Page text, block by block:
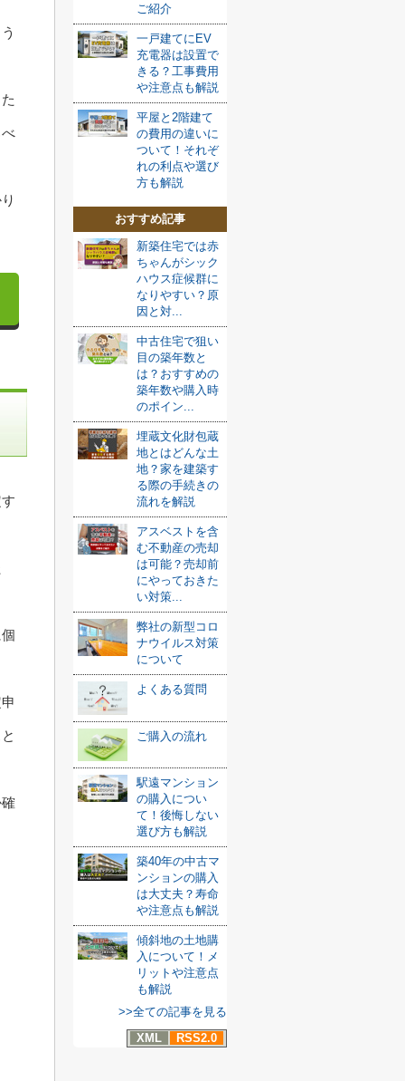
ご紹介
一戸建てにEV
充電器は設置で
きる？工事費用
や注意点も解説
平屋と2階建て
の費用の違いに
ついて！それぞ
れの利点や選び
方も解説
おすすめ記事
新築住宅では赤
ちゃんがシック
ハウス症候群に
なりやすい？原
因と対...
中古住宅で狙い
目の築年数と
は？おすすめの
築年数や購入時
のポイン...
埋蔵文化財包蔵
地とはどんな土
地？家を建築す
る際の手続きの
流れを解説
アスベストを含
む不動産の売却
は可能？売却前
にやっておきた
い対策...
弊社の新型コロ
ナウイルス対策
について
よくある質問
ご購入の流れ
駅遠マンション
の購入につい
て！後悔しない
選び方も解説
築40年の中古マ
ンションの購入
は大丈夫？寿命
や注意点も解説
傾斜地の土地購
入について！メ
リットや注意点
も解説
>>全ての記事を見る
XML
RSS2.0